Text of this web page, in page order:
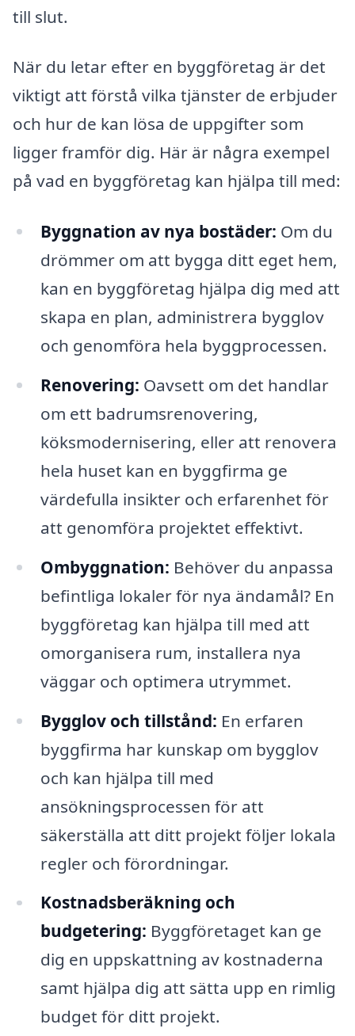
till slut.
När du letar efter en byggföretag är det
viktigt att förstå vilka tjänster de erbjuder
och hur de kan lösa de uppgifter som
ligger framför dig. Här är några exempel
på vad en byggföretag kan hjälpa till med:
Byggnation av nya bostäder: Om du
drömmer om att bygga ditt eget hem,
kan en byggföretag hjälpa dig med att
skapa en plan, administrera bygglov
och genomföra hela byggprocessen.
Renovering: Oavsett om det handlar
om ett badrumsrenovering,
köksmodernisering, eller att renovera
hela huset kan en byggfirma ge
värdefulla insikter och erfarenhet för
att genomföra projektet effektivt.
Ombyggnation: Behöver du anpassa
befintliga lokaler för nya ändamål? En
byggföretag kan hjälpa till med att
omorganisera rum, installera nya
väggar och optimera utrymmet.
Bygglov och tillstånd: En erfaren
byggfirma har kunskap om bygglov
och kan hjälpa till med
ansökningsprocessen för att
säkerställa att ditt projekt följer lokala
regler och förordningar.
Kostnadsberäkning och
budgetering: Byggföretaget kan ge
dig en uppskattning av kostnaderna
samt hjälpa dig att sätta upp en rimlig
budget för ditt projekt.